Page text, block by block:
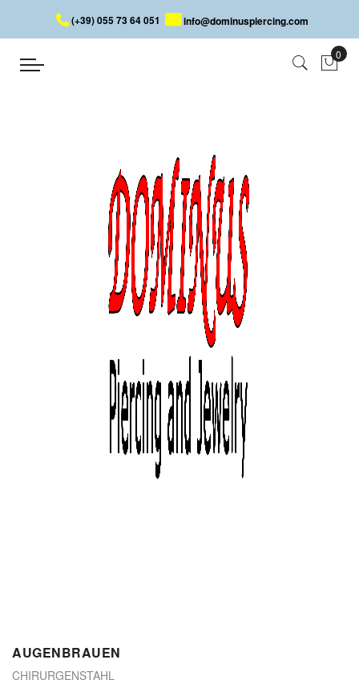
(+39) 055 73 64 051 info@dominuspiercing.com
AUGENBRAUEN
AUGENBRAUEN
AUGENBRAUEN
CHIRURGENSTAHL